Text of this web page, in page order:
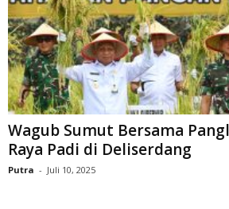
Wagub Sumut Bersama
Raya Padi di Deliserdang
Putra - Juli 10, 2025